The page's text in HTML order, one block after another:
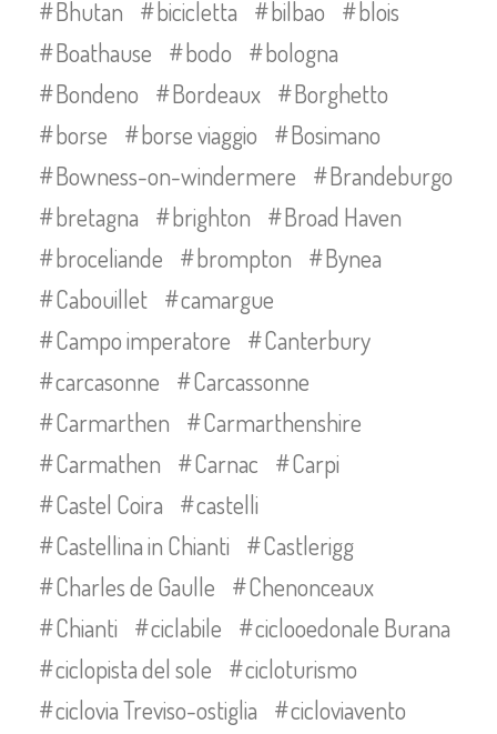
Bhutan
bicicletta bilbao
blois
Boathause
bodo
bologna
Bondeno
Bordeaux
Borghetto
borse
borse viaggio
Bosimano
Bowness-on-windermere
Brandeburgo
bretagna
brighton
Broad Haven
broceliande
brompton
Bynea
Cabouillet
camargue
Campo imperatore
Canterbury
carcasonne
Carcassonne
Carmarthen
Carmarthenshire
Carmathen
Carnac
Carpi
Castel Coira
castelli
Castellina in Chianti
Castlerigg
Charles de Gaulle
Chenonceaux
Chianti
ciclabile
ciclooedonale Burana
ciclopista del sole
cicloturismo
ciclovia Treviso-ostiglia
cicloviavento